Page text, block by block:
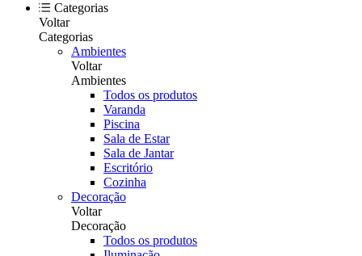
Categorias
Voltar
Categorias
Ambientes
Voltar
Ambientes
Todos os produtos
Varanda
Piscina
Sala de Estar
Sala de Jantar
Escritório
Cozinha
Decoração
Voltar
Decoração
Todos os produtos